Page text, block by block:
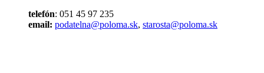
telefón: 051 45 97 235
email: podatelna@poloma.sk, starosta@poloma.sk